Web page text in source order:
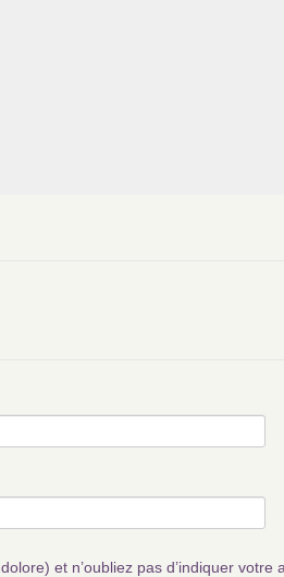
et n’oubliez pas d’indiquer votre